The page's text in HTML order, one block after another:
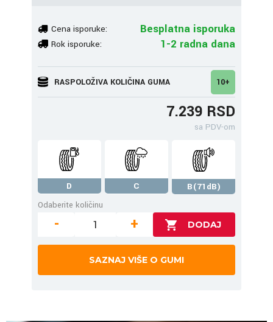
Cena isporuke: Besplatna isporuka
Rok isporuke: 1-2 radna dana
RASPOLOŽIVA KOLIČINA GUMA 10+
7.239 RSD
sa PDV-om
D C
B(71dB)
Odaberite količinu
- +
SAZNAJ VIŠE O GUMI